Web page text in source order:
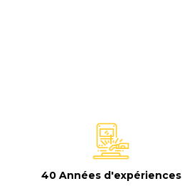
40 Années d'expériences